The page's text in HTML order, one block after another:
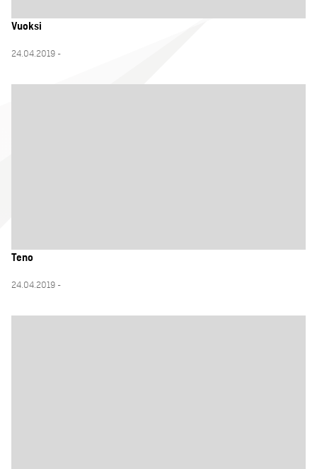
Vuoksi
24.04.2019 -
Teno
24.04.2019 -